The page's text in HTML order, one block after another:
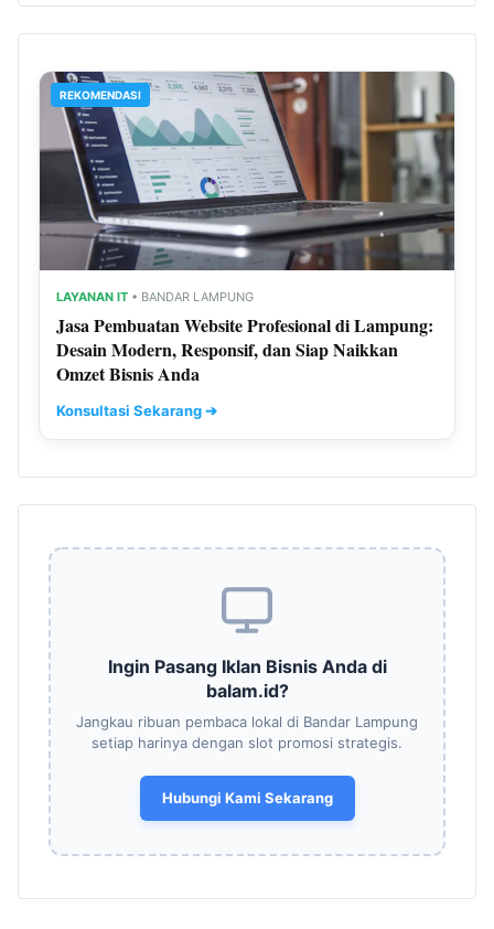
REKOMENDASI
LAYANAN IT • BANDAR LAMPUNG
Jasa Pembuatan Website Profesional di Lampung:
Desain Modern, Responsif, dan Siap Naikkan
Omzet Bisnis Anda
Konsultasi Sekarang ➔
Ingin Pasang Iklan Bisnis Anda di
balam.id?
Jangkau ribuan pembaca lokal di Bandar Lampung
setiap harinya dengan slot promosi strategis.
Hubungi Kami Sekarang